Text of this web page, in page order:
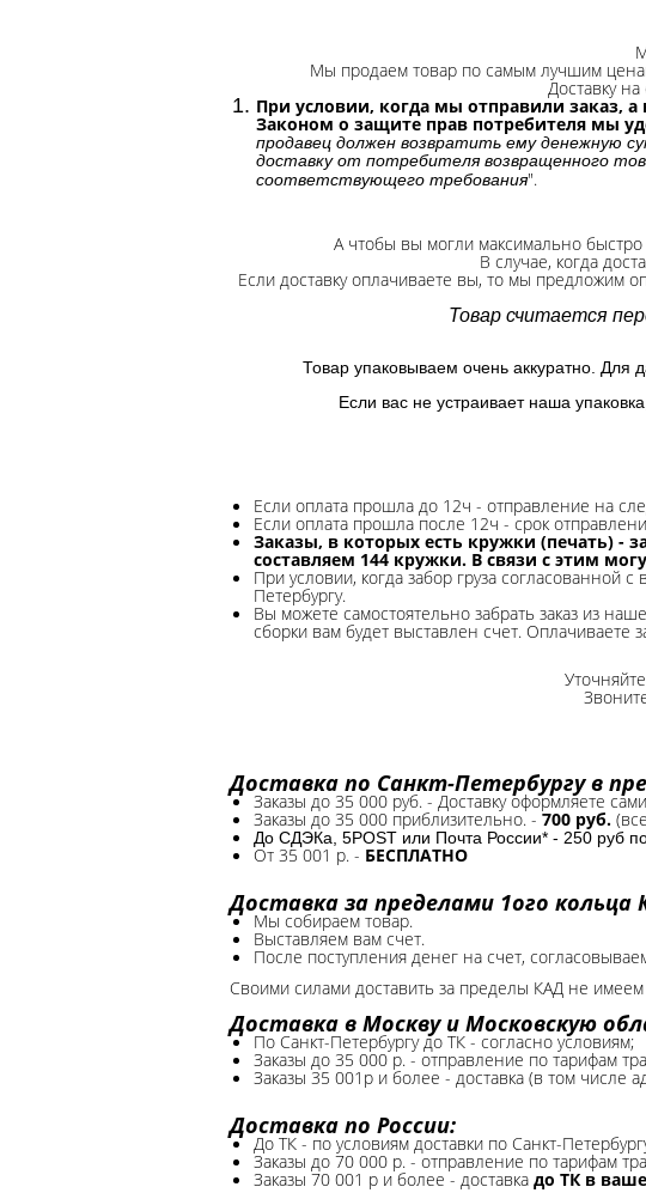
Мы продаем товар по самым лучшим
Доставку
При условии, когда мы отправили заказ,
Законом о защите прав потребителя мы
продавец должен возвратить ему денежную
доставку от потребителя возвращенного
соответствующего требования".
А чтобы вы могли максимально быстро
В случае, когда
Если доставку оплачиваете вы, то мы предложим
Товар считается
Товар упаковываем очень аккуратно. Для
Если вас не устраивает наша
Если оплата прошла до 12ч - отправление на
Если оплата прошла после 12ч - срок
Заказы, в которых есть кружки (печать) -
составляем 144 кружки. В связи с этим
При условии, когда забор груза согласованной
Петербургу.
Вы можете самостоятельно забрать заказ из
сборки вам будет выставлен счет. Оплачиваете
Доставка по Санкт-Петербургу в
Заказы до 35 000 руб. - Доставку оформляете
Заказы до 35 000 приблизительно. - 700 руб.
До СДЭКа, 5POST или Почта России* - 250 руб
От 35 001 р. - БЕСПЛАТНО
Доставка за пределами 1ого
Мы собираем товар.
Выставляем вам счет.
После поступления денег на счет,
Своими силами доставить за пределы КАД не
Доставка в Москву и Московскую
По Санкт-Петербургу до ТК - согласно условиям;
Заказы до 35 000 р. - отправление по тарифам
Заказы 35 001р и более - доставка (в том числе
Доставка по России:
До ТК - по условиям доставки по Санкт-
Заказы до 70 000 р. - отправление по тарифам
Заказы 70 001 р и более - доставка до ТК в